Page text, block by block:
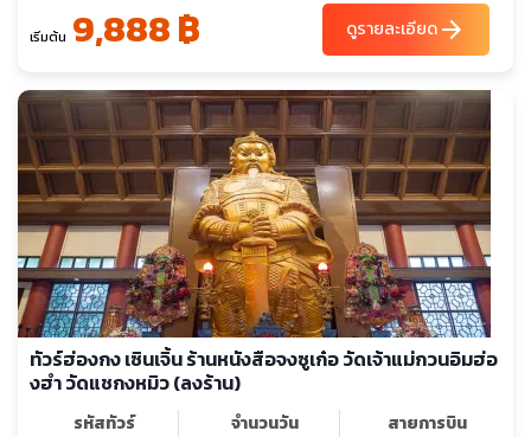
เริ่มต้น 9,888 ฿ ดูรายละเอียดarrow_forward
ทัวร์ฮ่องกง เซินเจิ้น ร้านหนังสือจงซูเก๋อ วัดเจ้าแม่กวนอิมฮ่อ
งฮำ วัดแชกงหมิว (ลงร้าน)
รหัสทัวร์
จำนวนวัน
สายการบิน